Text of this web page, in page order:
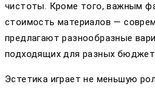
чистоты. Кроме того, важным
стоимость материалов —
предлагают разнообразные
подходящих для разных
Эстетика играет не меньшую